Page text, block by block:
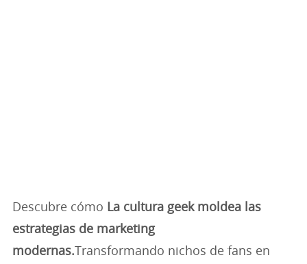
Descubre cómo La cultura geek moldea las
estrategias de marketing
modernas. Transformando nichos de fans en